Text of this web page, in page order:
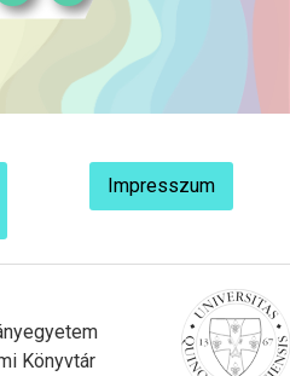
Impresszum
Könyvtár